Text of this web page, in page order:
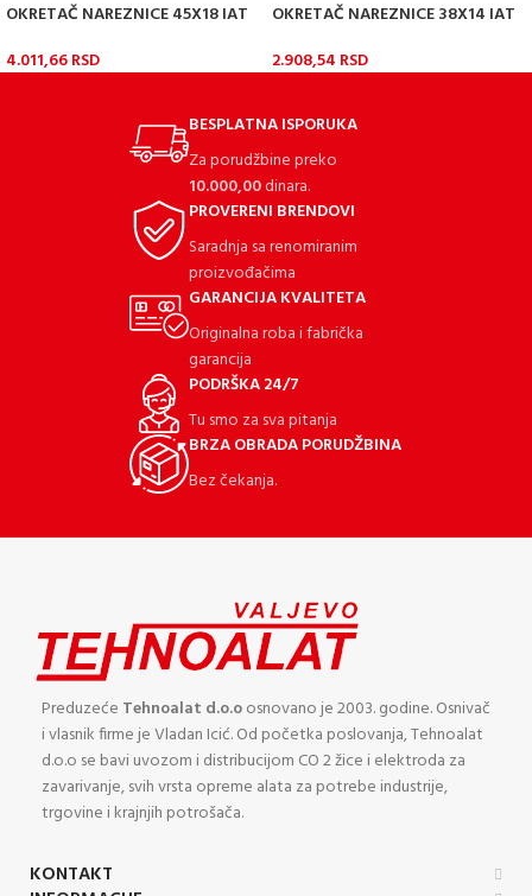
OKRETAČ NAREZNICE 45X18 IAT
4.011,66RSD
OKRETAČ NAREZNICE 38X14 IAT
2.908,54 RSD
BESPLATNA ISPORUKA
Za porudžbine preko
10.000,00dinara.
PROVERENI BRENDOVI
Saradnja sa renomiranim
proizvođačima
GARANCIJA KVALITETA
Originalna roba i fabrička
garancija
PODRŠKA 24/7
Tu smo za sva pitanja
BRZA OBRADA PORUDŽBINA
Bez čekanja.
Preduzeće Tehnoalat d.o.oosnovano je 2003. godine. Osnivač
i vlasnik firme je Vladan Icić. Od početka poslovanja, Tehnoalat
d.o.o se bavi uvozom i distribucijom CO 2 žice i elektroda za
zavarivanje, svih vrsta opreme alata za potrebe industrije,
trgovine i krajnjih potrošača.
KONTAKT